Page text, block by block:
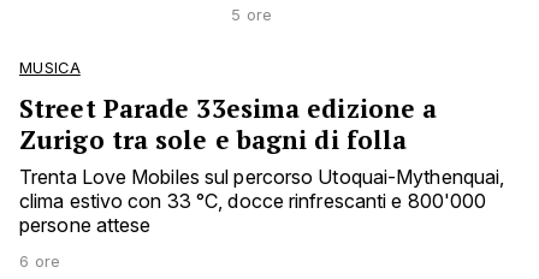
5 ore
MUSICA
Street Parade 33esima edizione a
Zurigo tra sole e bagni di folla
Trenta Love Mobiles sul percorso Utoquai-Mythenquai,
clima estivo con 33 °C, docce rinfrescanti e 800'000
persone attese
6 ore